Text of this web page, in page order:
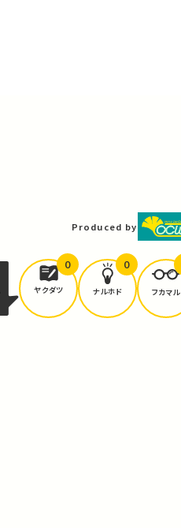
Produced by
ヤクダツ
0
ナルホド
0
フカマル